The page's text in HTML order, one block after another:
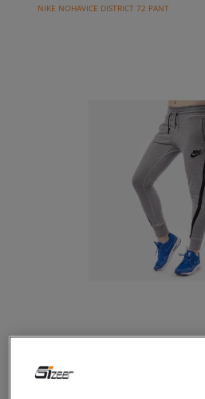
NIKE NOHAVICE DISTRICT 72 PANT